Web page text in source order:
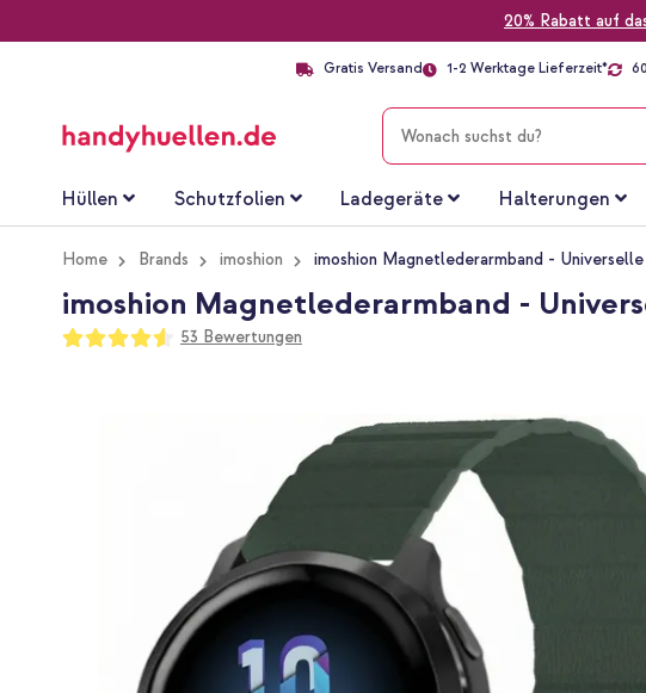
20% Rabatt auf
Gratis Versand 1-2 Werktage Lieferzeit*
SUCHE
Hüllen Schutzfolien Ladegeräte Halterungen
Home Brands imoshion imoshion Magnetlederarmband -
imoshion Magnetlederarmband -
Bewertung:
91
100
53 Bewertungen